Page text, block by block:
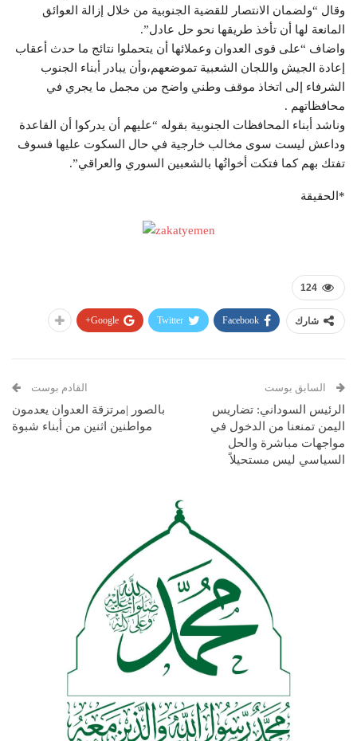
وقال “ولضمان الانتصار للقضية الجنوبية من خلال إزالة العوائق
المانعة لها أن تأخذ طريقها نحو حل عادل”.
واضاف “على قوى العدوان وعملائها أن يتحملوا نتائج ما حدث أعقاب
إعادة الجيش واللجان الشعبية تموضعهم،وأن يبادر أبناء الجنوب
الشرفاء إلى اتخاذ موقف وطني واضح من مجمل ما يجري في
محافظاتهم .
وناشد أبناء المحافظات الجنوبية بقوله “عليهم أن يدركوا أن القاعدة
وداعش ليست سوى مخالب خارجية في حال السكوت عليها فسوف
تفتك بهم كما فتكت أخواتُها بالشعبين السوري والعراقي”.
*الحقيقة
124
شارك Facebook
Twitter
Google+
السابق بوست
الرئيس السوداني: تضاريس
اليمن تمنعنا من الدخول في
مواجهات مباشرة والحل
السياسي ليس مستحيلاً
القادم بوست
بالصور |مرتزقة العدوان يعدمون
مواطنين اثنين من أبناء شبوة